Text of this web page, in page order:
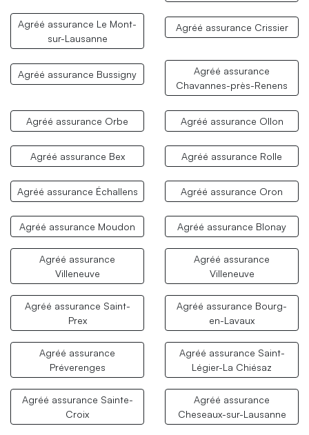
Agréé assurance Le Mont-
sur-Lausanne
Agréé assurance Crissier
Agréé assurance Bussigny
Agréé assurance
Chavannes-près-Renens
Agréé assurance Orbe Agréé assurance Ollon
Agréé assurance Bex Agréé assurance Rolle
Agréé assurance Échallens Agréé assurance Oron
Agréé assurance Moudon Agréé assurance Blonay
Agréé assurance
Villeneuve
Agréé assurance
Villeneuve
Agréé assurance Saint-
Prex
Agréé assurance Bourg-
en-Lavaux
Agréé assurance
Préverenges
Agréé assurance Saint-
Légier-La Chiésaz
Agréé assurance Sainte-
Croix
Agréé assurance
Cheseaux-sur-Lausanne